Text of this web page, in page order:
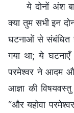
ये दोनों अंश
क्या तुम सभी इन
घटनाओं से संबंधित
गया था; ये
परमेश्वर ने आदम
आज्ञा की
“और यहोवा